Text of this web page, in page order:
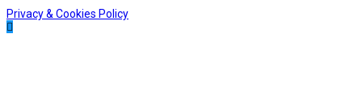
Privacy & Cookies Policy